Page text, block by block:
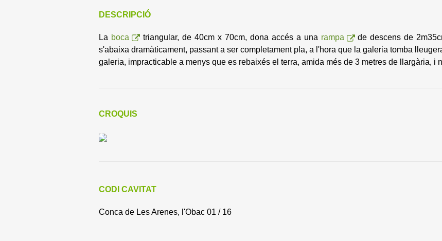
DESCRIPCIÓ
La boca triangular, de 40cm x 70cm, dona accés a una rampa
de descens de
s'abaixa dramàticament, passant a ser completament pla, a l'hora que la galeria tomba
galeria, impracticable a menys que es rebaixés el terra, amida més de 3 metres de llargària, i
CROQUIS
CODI CAVITAT
Conca de Les Arenes, l'Obac 01 / 16